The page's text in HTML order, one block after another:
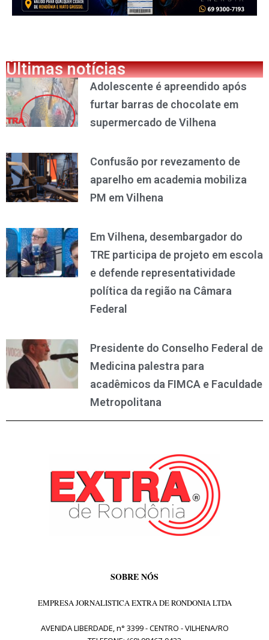
Últimas notícias
Adolescente é apreendido após
furtar barras de chocolate em
supermercado de Vilhena
Confusão por revezamento de
aparelho em academia mobiliza
PM em Vilhena
Em Vilhena, desembargador do
TRE participa de projeto em escola
e defende representatividade
política da região na Câmara
Federal
Presidente do Conselho Federal de
Medicina palestra para
acadêmicos da FIMCA e Faculdade
Metropolitana
SOBRE NÓS
EMPRESA JORNALISTICA EXTRA DE RONDONIA LTDA
AVENIDA LIBERDADE, n° 3399 - CENTRO - VILHENA/RO